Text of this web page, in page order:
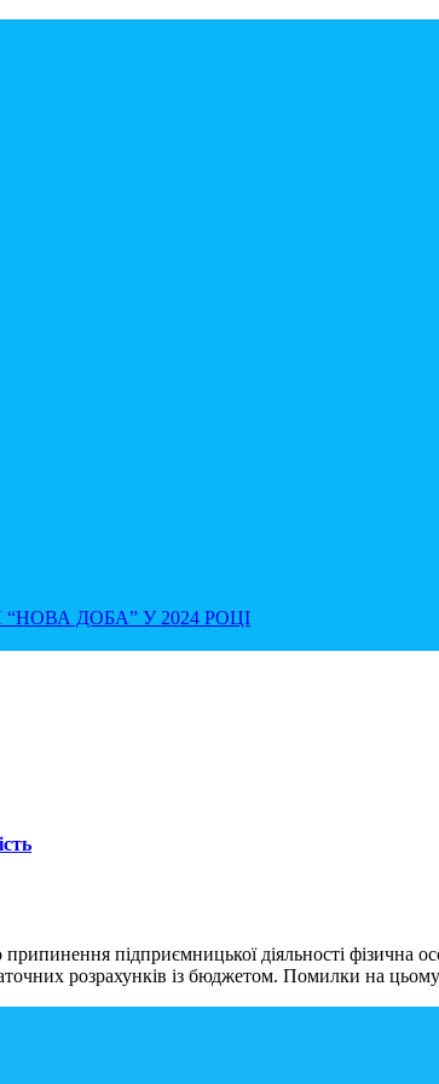
ДОБА” У 2024 РОЦІ
підприємницької діяльності фізична
розрахунків із бюджетом. Помилки на